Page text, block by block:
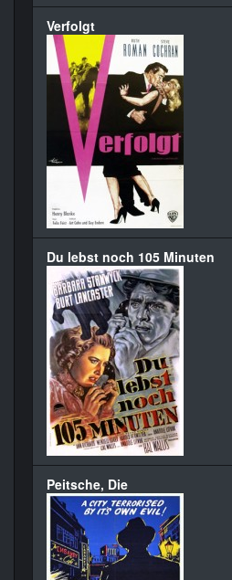
Verfolgt
Du lebst noch 105 Minuten
Peitsche, Die